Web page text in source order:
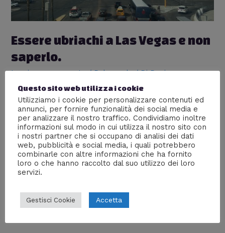
Essere ubriachi a Las Vegas e non
saperlo.
Lascia un commento /Dal mondo/ DiDesiree
C’era una volta un villaggio ferroviario nel mezzo del
deserto che nel 1931 legalizzò il gioco d’azzardo
attirando al centro del nulla ogni gambler visionario nel
giro di miglia. Così pian piano Las Vegas ha cominciato
ad entrare nel nostro immaginario collettivo, prima con
Sean Connery nei panni di 007 in Una cascata di
Diamanti …
Leggi altro »
Questo sito web utilizza i cookie
Utilizziamo i cookie per personalizzare contenuti ed
annunci, per fornire funzionalità dei social media e
per analizzare il nostro traffico. Condividiamo inoltre
informazioni sul modo in cui utilizza il nostro sito con
i nostri partner che si occupano di analisi dei dati
web, pubblicità e social media, i quali potrebbero
combinarle con altre informazioni che ha fornito
loro o che hanno raccolto dal suo utilizzo dei loro
servizi.
Gestisci Cookie Accetta